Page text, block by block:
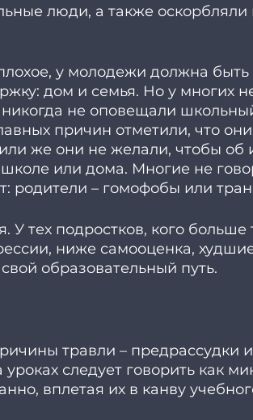
люди, а также
у молодежи должна быть
дом и семья. Но у многих
не оповещали
причин отметили, что
же они не желали, чтобы об
или дома. Многие не
родители – гомофобы или
У тех подростков, кого больше
ниже самооценка,
образовательный путь.
травли – предрассудки
следует говорить как
вплетая их в канву